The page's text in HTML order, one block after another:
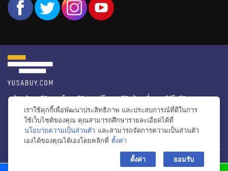
หน้าหลัก รีวิวคอนโด รีวิวทาวน์โฮม รีวิวบ้านเดี่ยว
วีดีโอรีวิว
ไอเดียแต่งบ้าน
ข่าวอสังหาริมทรัพย์
โปรโมชั่นบ้านและคอนโด
โครงการน่าสนใจ
© สงวนลิขสิทธิ์ 2556-2564
เราใช้คุกกี้เพื่อพัฒนาประสิทธิภาพ และประสบการณ์ที่ดีในการ
ใช้เว็บไซต์ของคุณ คุณสามารถศึกษารายละเอียดได้ที่
นโยบายความเป็นส่วนตัว และสามารถจัดการความเป็นส่วนตัว
เองได้ของคุณได้เองโดยคลิกที่ ตั้งค่า
ตั้งค่า ยอมรับ